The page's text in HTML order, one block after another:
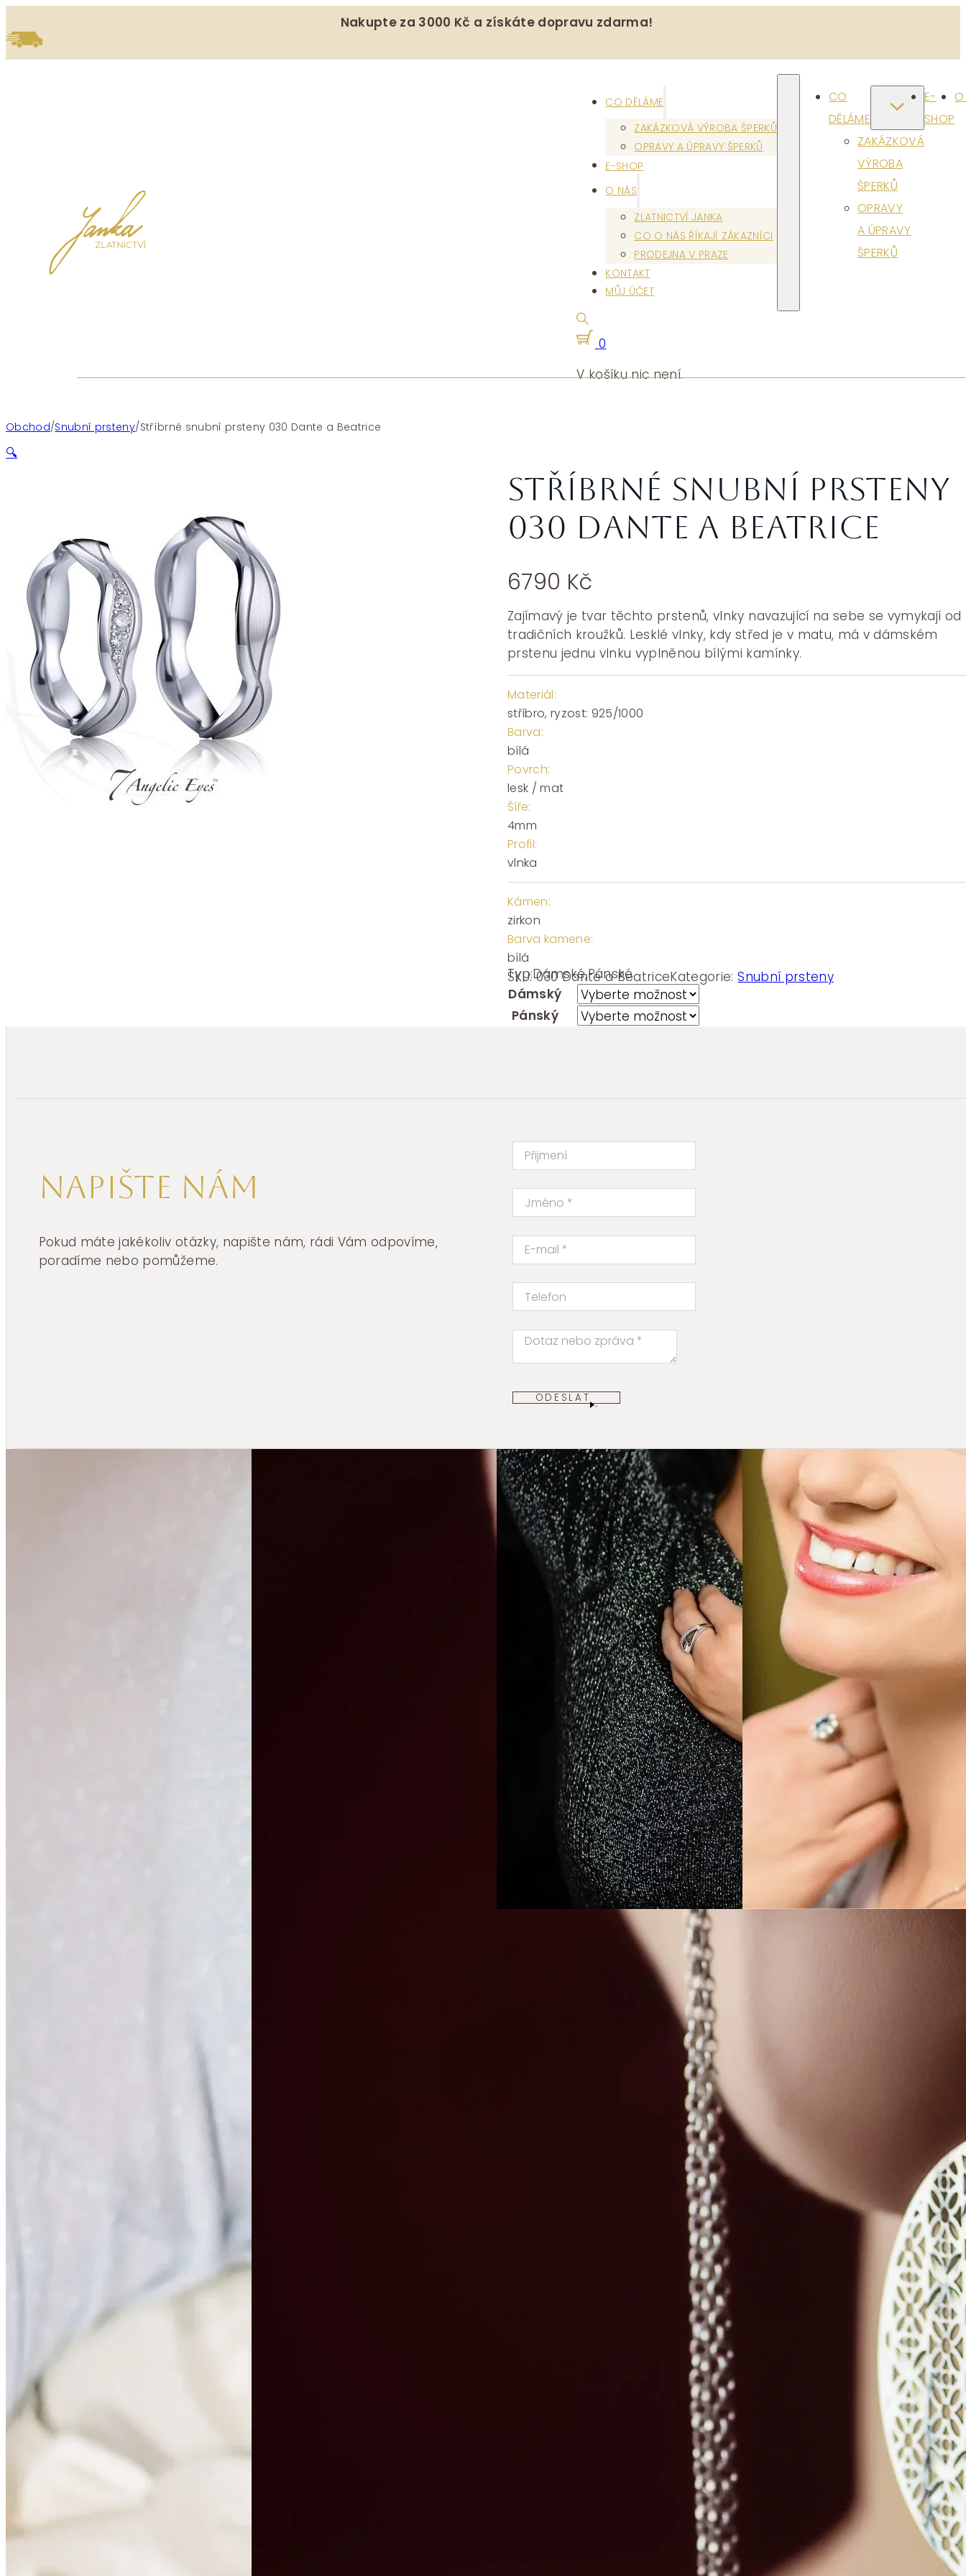
Nakupte za 3000 Kč a získáte dopravu zdarma!
CO DĚLÁME
ZAKÁZKOVÁ VÝROBA ŠPERKŮ
OPRAVY A ÚPRAVY ŠPERKŮ
E-SHOP
O NÁS
ZLATNICTVÍ JANKA
CO O NÁS ŘÍKAJÍ ZÁKAZNÍCI
PRODEJNA V PRAZE
KONTAKT
MŮJ ÚČET
CO
DĚLÁME
ZAKÁZKOVÁ
VÝROBA
ŠPERKŮ
OPRAVY
A ÚPRAVY
ŠPERKŮ
E-
SHOP
0
V košíku nic není.
Obchod/Snubní prsteny/Stříbrné snubní prsteny 030 Dante a Beatrice
🔍
Stříbrné snubní prsteny
030 Dante a Beatrice
6790 Kč
Zajímavý je tvar těchto prstenů, vlnky navazující na sebe se vymykají od
tradičních kroužků. Lesklé vlnky, kdy střed je v matu, má v dámském
prstenu jednu vlnku vyplněnou bílými kamínky.
Materiál:
stříbro, ryzost: 925/1000
Barva:
bílá
Povrch:
lesk / mat
Šíře:
4mm
Profil:
vlnka
Kámen:
zirkon
Barva kamene:
bílá
SKU:030 Dante a BeatriceKategorie:Snubní prsteny
Typ:Dámské,Pánské
Dámský
Pánský
Napište nám
Pokud máte jakékoliv otázky, napište nám, rádi Vám odpovíme,
poradíme nebo pomůžeme.
ODESLAT